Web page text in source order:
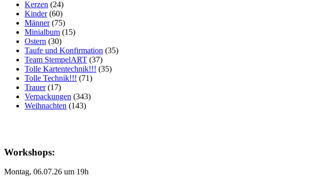
Kerzen (24)
Kinder(60)
Männer(75)
Minialbum (15)
Ostern (30)
Taufe und Konfirmation (35)
Team StempelART (37)
Tolle Kartentechnik!!! (35)
Tolle Technik!!! (71)
Trauer(17)
Verpackungen (343)
Weihnachten (143)
Workshops:
Montag, 06.07.26 um 19h